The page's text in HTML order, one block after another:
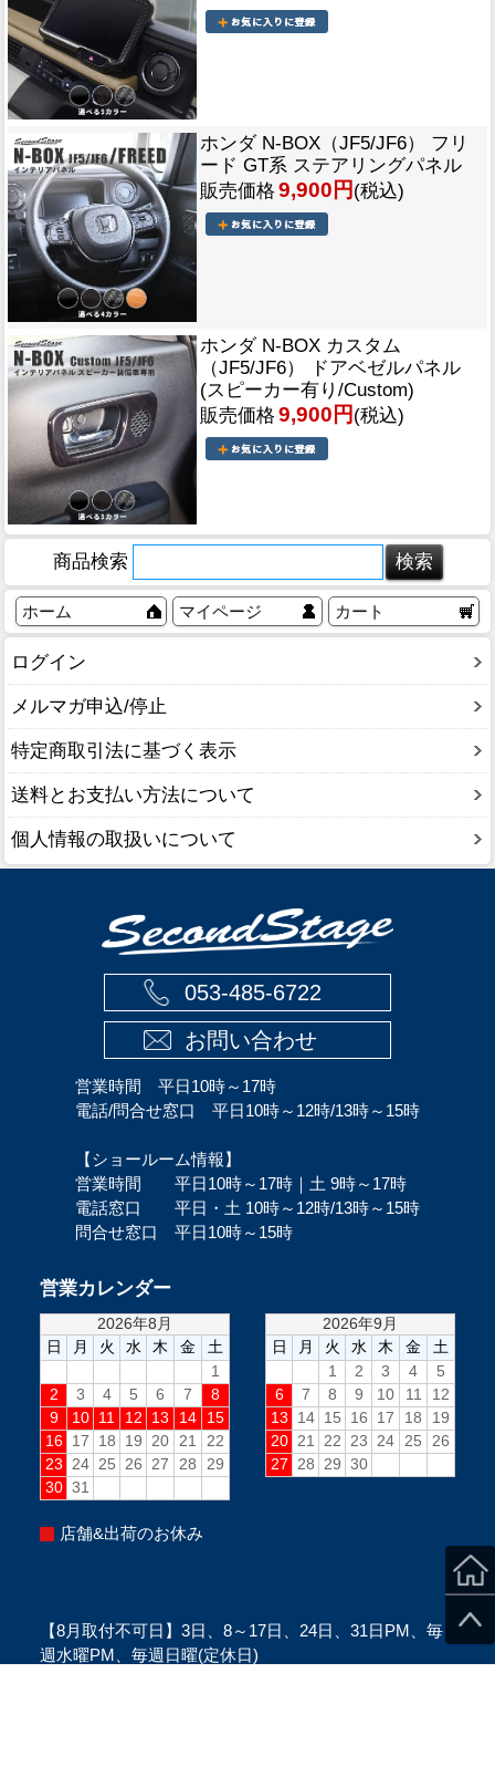
ホンダ N-BOX（JF5/JF6） フリ
ード GT系 ステアリングパネル
販売価格 9,900円 (税込)
ホンダ N-BOX カスタム
（JF5/JF6） ドアベゼルパネル
(スピーカー有り/Custom)
販売価格 9,900円 (税込)
商品検索
ホーム マイページ カート
ログイン
メルマガ申込/停止
特定商取引法に基づく表示
送料とお支払い方法について
個人情報の取扱いについて
053-485-6722
お問い合わせ
営業時間 平日10時～17時
電話/問合せ窓口 平日10時～12時/13時～15時
【ショールーム情報】
営業時間 平日10時～17時｜土 9時～17時
電話窓口 平日・土 10時～12時/13時～15時
問合せ窓口 平日10時～15時
営業カレンダー
店舗&出荷のお休み
【8月取付不可日】3日、8～17日、24日、31日PM、毎
週水曜PM、毎週日曜(定休日)